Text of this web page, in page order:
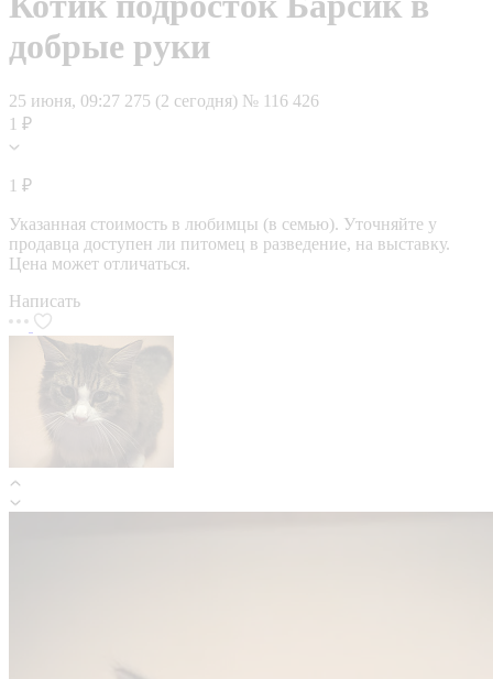
добрые руки
25 июня, 09:27 275 (2 сегодня) № 116 426
1 ₽
1 ₽
Указанная стоимость в любимцы (в семью). Уточняйте у
продавца доступен ли питомец в разведение, на выставку.
Цена может отличаться.
Написать